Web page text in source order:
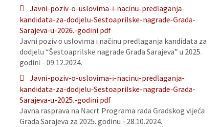
Javni-poziv-o-uslovima-i-nacinu-predlaganja-
kandidata-za-dodjelu-Sestoaprilske-nagrade-Grada-
Sarajeva-u-2026.-godini.pdf
Javni poziv o uslovima i načinu predlaganja kandidata za
dodjelu “Šestoaprilske nagrade Grada Sarajeva” u 2025.
godini - 09.12.2024.
Javni-poziv-o-uslovima-i-nacinu-predlaganja-
kandidata-za-dodjelu-Sestoaprilske-nagrade-Grada-
Sarajeva-u-2025.-godini.pdf
Javna rasprava na Nacrt Programa rada Gradskog vijeća
Grada Sarajeva za 2025. godinu - 28.10.2024.